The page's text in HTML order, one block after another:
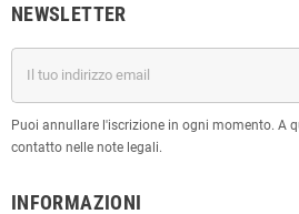
NEWSLETTER
Puoi annullare l'iscrizione in ogni momento. A
contatto nelle note legali.
INFORMAZIONI